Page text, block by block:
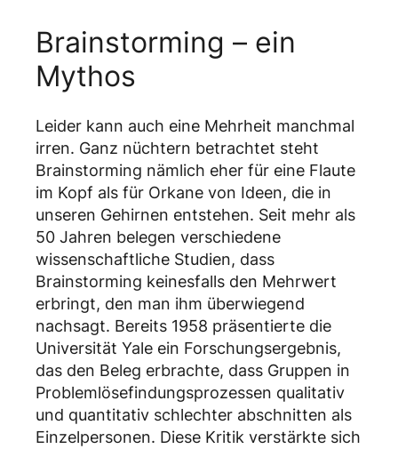
Brainstorming – ein
Mythos
Leider kann auch eine Mehrheit manchmal
irren. Ganz nüchtern betrachtet steht
Brainstorming nämlich eher für eine Flaute
im Kopf als für Orkane von Ideen, die in
unseren Gehirnen entstehen. Seit mehr als
50 Jahren belegen verschiedene
wissenschaftliche Studien, dass
Brainstorming keinesfalls den Mehrwert
erbringt, den man ihm überwiegend
nachsagt. Bereits 1958 präsentierte die
Universität Yale ein Forschungsergebnis,
das den Beleg erbrachte, dass Gruppen in
Problemlösefindungsprozessen qualitativ
und quantitativ schlechter abschnitten als
Einzelpersonen. Diese Kritik verstärkte sich